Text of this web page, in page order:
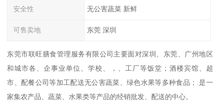
安全性 无公害蔬菜 新鲜
可售卖地 东莞 深圳
东莞市联旺膳食管理服务有限公司主要面对深圳、东莞、广州地区
和城市各、企事业单位、学校、，、工厂等饭堂；酒楼宾馆、超
市、配餐公司等加工配送无公害蔬菜、绿色水果等多种食品；.是一
家集农产品、蔬菜、水果类等产品的经销批发、配送的中心。